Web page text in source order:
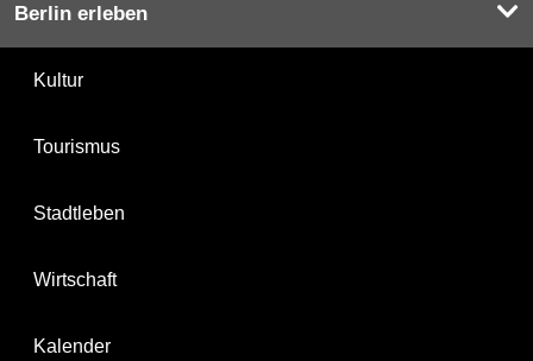
Berlin erleben
Kultur
Tourismus
Stadtleben
Wirtschaft
Kalender